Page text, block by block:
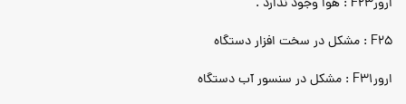
ارورF23 : هوا وجود ندارد .
F25 : مشکل در سخت افزار دستگاه
ارورF31 : مشکل در سنسور آب دستگاه